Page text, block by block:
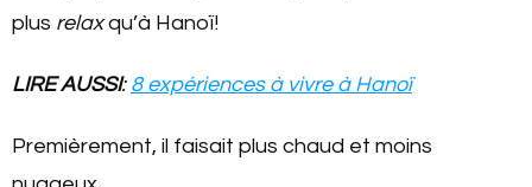
plus relaxqu’à Hanoï!
LIRE AUSSI: 8 expériences à vivre à Hanoï
Premièrement, il faisait plus chaud et moins